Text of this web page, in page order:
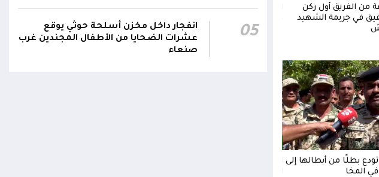
من الفريق أول ركن
في جريمة الشهيد
بطلًا من أبطالها إلى
المخا
المقاومة الوطنية تودع بتشييع رسمي
منذ شهر
تشييع مهيب لجثمان الشهيد
مقاومة وطنية إلى مثواه الأخير
23:05
البلاد واستعادة العاصمة صنعاء وإنهاء الانقلاب
05
انفجار داخل مخزن أسلحة حوثي يوقع
عشرات الضحايا من الأطفال المجندين غرب
صنعاء